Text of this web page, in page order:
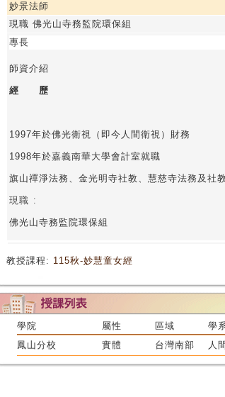
妙景法師
現職 佛光山寺務監院環保組
專長
師資介紹
經 歷
1997年於佛光衛視（即今人間衛視）財務
1998年於嘉義南華大學會計室就職
旗山禪淨法務、金光明寺社教、慧慈寺法務及社
現職 :
佛光山寺務監院環保組
教授課程: 115秋-妙慧童女經
學院 屬性 區域 學
鳳山分校
實體 台灣南部 人